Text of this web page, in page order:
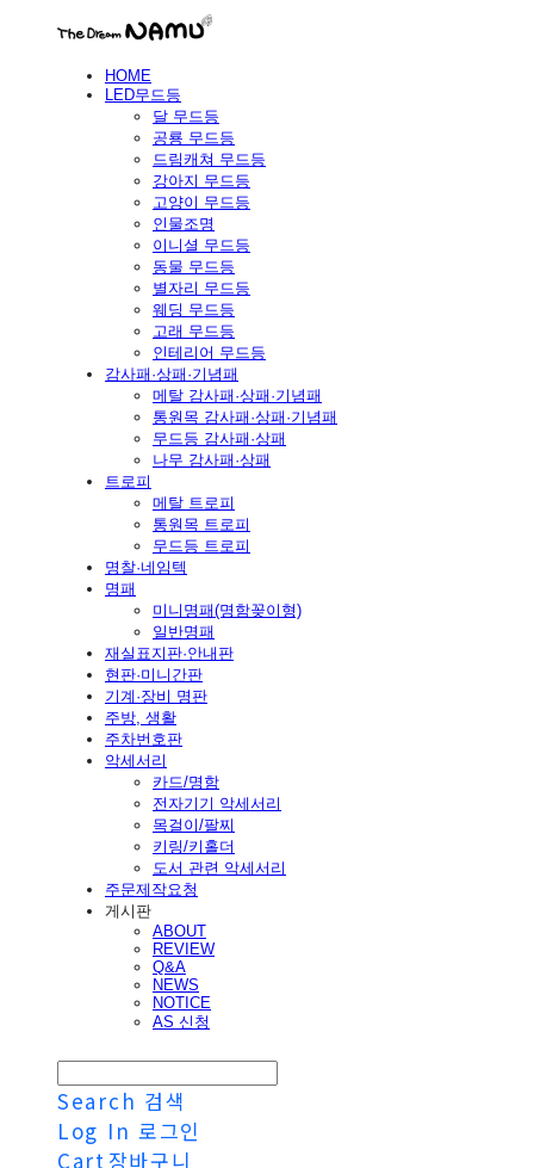
HOME
LED무드등
달 무드등
공룡 무드등
드림캐쳐 무드등
강아지 무드등
고양이 무드등
인물조명
이니셜 무드등
동물 무드등
별자리 무드등
웨딩 무드등
고래 무드등
인테리어 무드등
감사패·상패·기념패
메탈 감사패·상패·기념패
통원목 감사패·상패·기념패
무드등 감사패·상패
나무 감사패·상패
트로피
메탈 트로피
통원목 트로피
무드등 트로피
명찰·네임텍
명패
미니명패(명함꽂이형)
일반명패
재실표지판·안내판
현판·미니간판
기계·장비 명판
주방, 생활
주차번호판
악세서리
카드/명함
전자기기 악세서리
목걸이/팔찌
키링/키홀더
도서 관련 악세서리
주문제작요청
게시판
ABOUT
REVIEW
Q&A
NEWS
NOTICE
AS 신청
Search 검색
Log In 로그인
Cart 장바구니